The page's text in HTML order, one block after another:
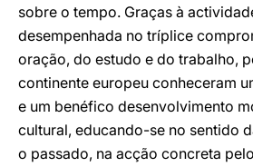
sobre o tempo. Graças à
desempenhada no tríplice
oração, do estudo e do trabalho,
continente europeu conheceram
e um benéfico desenvolvimento
cultural, educando-se no sentido
o passado, na acção concreta